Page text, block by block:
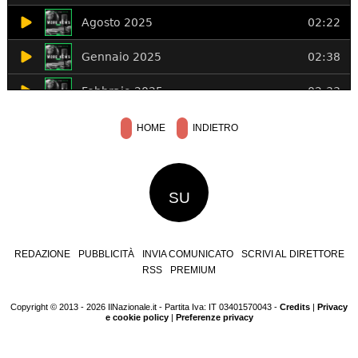
HOME INDIETRO
SU
REDAZIONE PUBBLICITÀ INVIA COMUNICATO
SCRIVI AL DIRETTORE
RSS
PREMIUM
Copyright © 2013 - 2026 IlNazionale.it - Partita Iva: IT 03401570043 - Credits | Privacy
e cookie policy| Preferenze privacy